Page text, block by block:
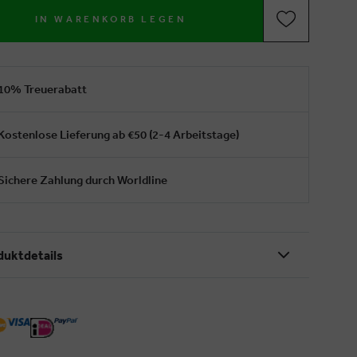
IN WARENKORB LEGEN
Treuerabatt
Lieferung ab €50 (2-4 Arbeitstage)
Zahlung durch Worldline